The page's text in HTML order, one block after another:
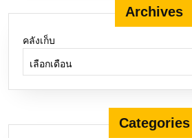
Archives
คลังเก็บ
Categories